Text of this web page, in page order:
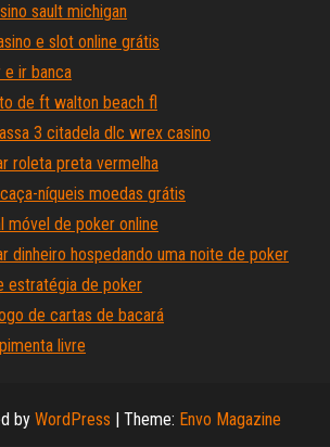
sault michigan
e slot online grátis
ir banca
de ft walton beach fl
3 citadela dlc wrex casino
roleta preta vermelha
níqueis moedas grátis
móvel de poker online
dinheiro hospedando uma noite de poker
estratégia de poker
de cartas de bacará
livre
by WordPress | Theme: Envo Magazine